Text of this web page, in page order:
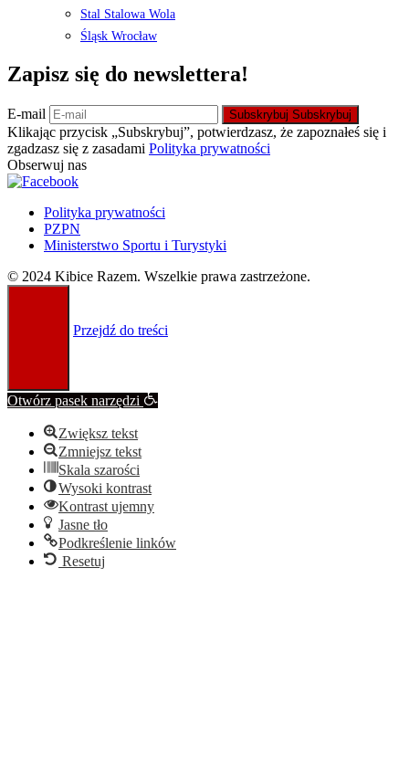
Stal Stalowa Wola
Śląsk Wrocław
Zapisz się do newslettera!
E-mail Subskrybuj Subskrybuj
Klikając przycisk „Subskrybuj”, potwierdzasz, że zapoznałeś się i
zgadzasz się z zasadami Polityka prywatności
Obserwuj nas
Polityka prywatności
PZPN
Ministerstwo Sportu i Turystyki
© 2024 Kibice Razem. Wszelkie prawa zastrzeżone.
Przejdź do treści
Otwórz pasek narzędzi
Zwiększ tekst
Zmniejsz tekst
Skala szarości
Wysoki kontrast
Kontrast ujemny
Jasne tło
Podkreślenie linków
Resetuj